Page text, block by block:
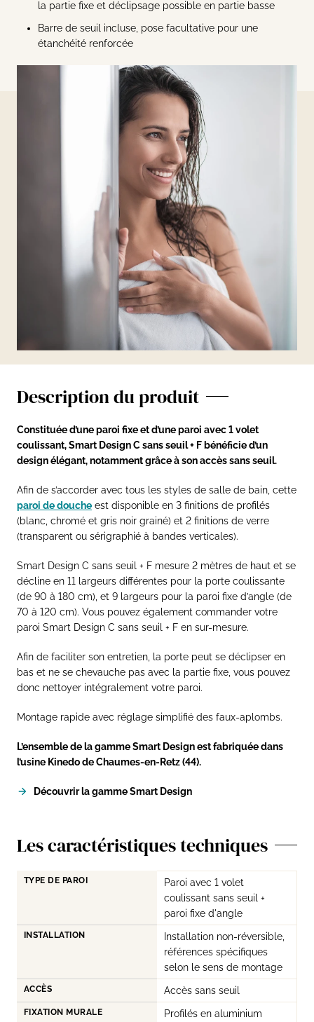
la partie fixe et déclipsage possible en partie basse
Barre de seuil incluse, pose facultative pour une
étanchéité renforcée
Description du produit
Constituée d’une paroi fixe et d’une paroi avec 1 volet
coulissant, Smart Design C sans seuil + F bénéficie d’un
design élégant, notamment grâce à son accès sans seuil.
Afin de s’accorder avec tous les styles de salle de bain, cette
paroi de douche est disponible en 3 finitions de profilés
(blanc, chromé et gris noir grainé) et 2 finitions de verre
(transparent ou sérigraphié à bandes verticales).
Smart Design C sans seuil + F mesure 2 mètres de haut et se
décline en 11 largeurs différentes pour la porte coulissante
(de 90 à 180 cm), et 9 largeurs pour la paroi fixe d’angle (de
70 à 120 cm). Vous pouvez également commander votre
paroi Smart Design C sans seuil + F en sur-mesure.
Afin de faciliter son entretien, la porte peut se déclipser en
bas et ne se chevauche pas avec la partie fixe, vous pouvez
donc nettoyer intégralement votre paroi.
Montage rapide avec réglage simplifié des faux-aplombs.
L’ensemble de la gamme Smart Design est fabriquée dans
l’usine Kinedo de Chaumes-en-Retz (44).
Découvrir la gamme Smart Design
Les caractéristiques techniques
TYPE DE PAROI
Paroi avec 1 volet
coulissant sans seuil +
paroi fixe d'angle
INSTALLATION
Installation non-réversible,
références spécifiques
selon le sens de montage
ACCÈS Accès sans seuil
FIXATION MURALE
Profilés en aluminium